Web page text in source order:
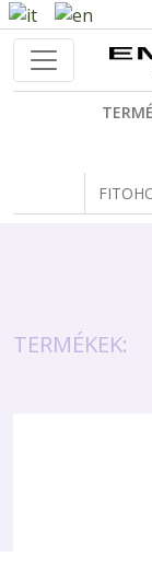
TERMÉKEK: